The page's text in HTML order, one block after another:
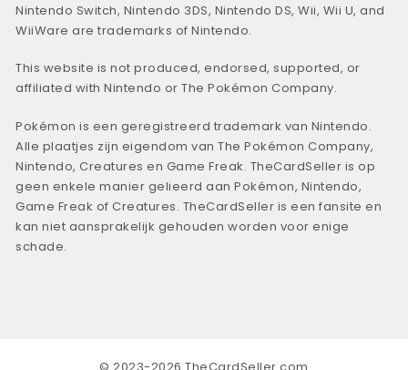
Nintendo Switch, Nintendo 3DS, Nintendo DS, Wii, Wii U, and
WiiWare are trademarks of Nintendo.
This website is not produced, endorsed, supported, or
affiliated with Nintendo or The Pokémon Company.
Pokémon is een geregistreerd trademark van Nintendo.
Alle plaatjes zijn eigendom van The Pokémon Company,
Nintendo, Creatures en Game Freak. TheCardSeller is op
geen enkele manier gelieerd aan Pokémon, Nintendo,
Game Freak of Creatures. TheCardSeller is een fansite en
kan niet aansprakelijk gehouden worden voor enige
schade.
© 2023-2026 TheCardSeller.com